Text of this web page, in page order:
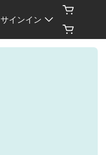
サインイン